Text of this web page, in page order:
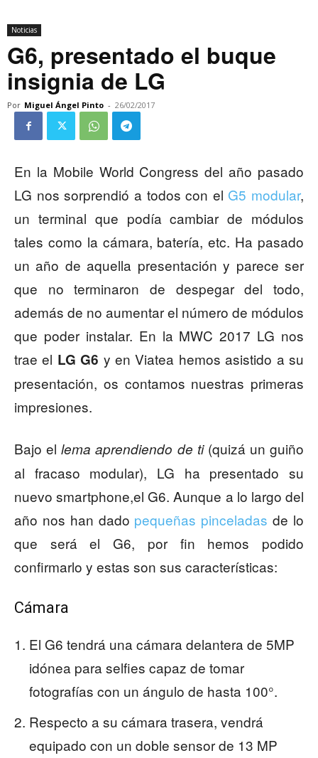
Noticias
G6, presentado el buque
insignia de LG
Por Miguel Ángel Pinto - 26/02/2017
En la Mobile World Congress del año pasado
LG nos sorprendió a todos con el G5 modular,
un terminal que podía cambiar de módulos
tales como la cámara, batería, etc. Ha pasado
un año de aquella presentación y parece ser
que no terminaron de despegar del todo,
además de no aumentar el número de módulos
que poder instalar. En la MWC 2017 LG nos
trae el LG G6 y en Viatea hemos asistido a su
presentación, os contamos nuestras primeras
impresiones.
Bajo ellema aprendiendo de ti(quizá un guiño
al fracaso modular), LG ha presentado su
nuevo smartphone,el G6. Aunque a lo largo del
año nos han dado pequeñas pinceladas de lo
que será el G6, por fin hemos podido
confirmarlo y estas son sus características:
Cámara
El G6 tendrá una cámara delantera de 5MP
idónea para selfies capaz de tomar
fotografías con un ángulo de hasta 100°.
Respecto a su cámara trasera, vendrá
equipado con un doble sensor de 13 MP